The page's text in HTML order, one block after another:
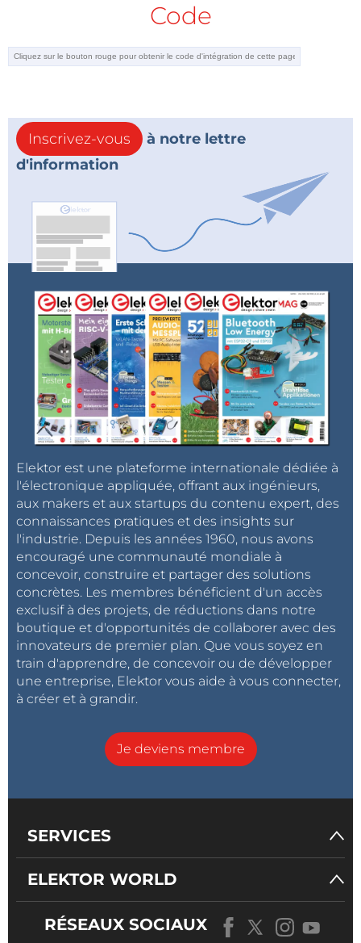
réalisations pour maîtriser le PICBASIC PB-3B
imprimés du livre
Code
Inscrivez-vous
à notre lettre
d'information
Elektor est une plateforme internationale dédiée à
l'électronique appliquée, offrant aux ingénieurs,
aux makers et aux startups du contenu expert, des
connaissances pratiques et des insights sur
l'industrie. Depuis les années 1960, nous avons
encouragé une communauté mondiale à
concevoir, construire et partager des solutions
concrètes. Les membres bénéficient d'un accès
exclusif à des projets, de réductions dans notre
boutique et d'opportunités de collaborer avec des
innovateurs de premier plan. Que vous soyez en
train d'apprendre, de concevoir ou de développer
une entreprise, Elektor vous aide à vous connecter,
à créer et à grandir.
Je deviens membre
SERVICES
ELEKTOR WORLD
RÉSEAUX SOCIAUX